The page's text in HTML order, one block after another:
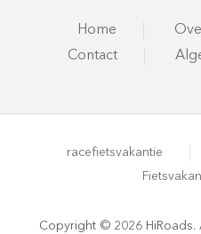
Home
Contact
racefietsvakantie
Copyright © 2026